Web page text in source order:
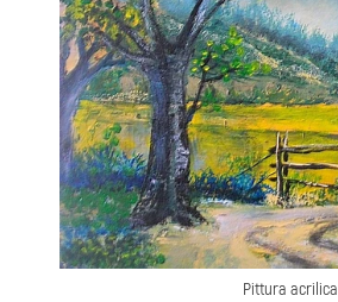
Pittura acrilica